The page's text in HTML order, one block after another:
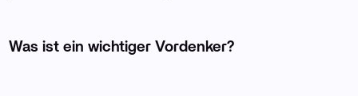
Was ist ein wichtiger Vordenker?